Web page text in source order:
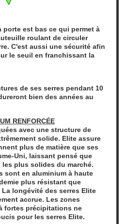
porte est bas ce qui permet à
roulant de circuler
C'est aussi une sécurité afin
le seuil en franchissant la
de ses serres pendant 10
bien des années au
RENFORCÉE
avec une structure de
solide. Elite assure
plus de matière que ses
Uni, laissant pensé que
plus solides du marché.
sont en aluminium à haute
plus résistant que
La longévité des serres Elite
accrue. Les zones
fortes précipitations ne
pour les serres Elite.